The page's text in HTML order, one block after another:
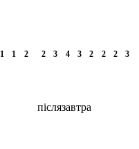
1 1 2 2 3 4 3 2 2 2 3
післязавтра